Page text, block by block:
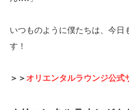
いつものように僕たちは、今日
す！
＞＞ オリエンタルラウンジ公式